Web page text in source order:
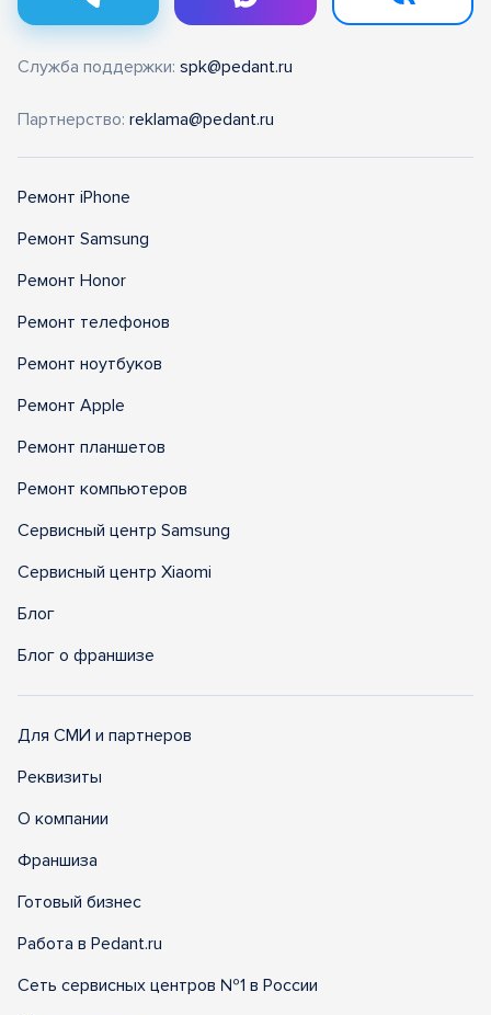
Служба поддержки: spk@pedant.ru
Партнерство: reklama@pedant.ru
Ремонт iPhone
Ремонт Samsung
Ремонт Honor
Ремонт телефонов
Ремонт ноутбуков
Ремонт Apple
Ремонт планшетов
Ремонт компьютеров
Сервисный центр Samsung
Сервисный центр Xiaomi
Блог
Блог о франшизе
Для СМИ и партнеров
Реквизиты
О компании
Франшиза
Готовый бизнес
Работа в Pedant.ru
Сеть сервисных центров №1 в России